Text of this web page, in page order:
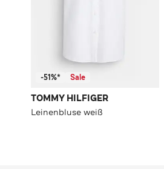
-51%* Sale
TOMMY HILFIGER
Leinenbluse weiß